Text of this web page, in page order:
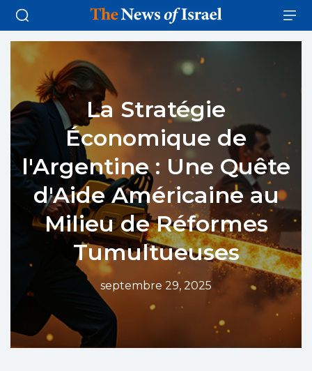
La Stratégie
Économique de
l'Argentine : Une Quête
d'Aide Américaine au
Milieu de Réformes
Tumultueuses
septembre 29, 2025